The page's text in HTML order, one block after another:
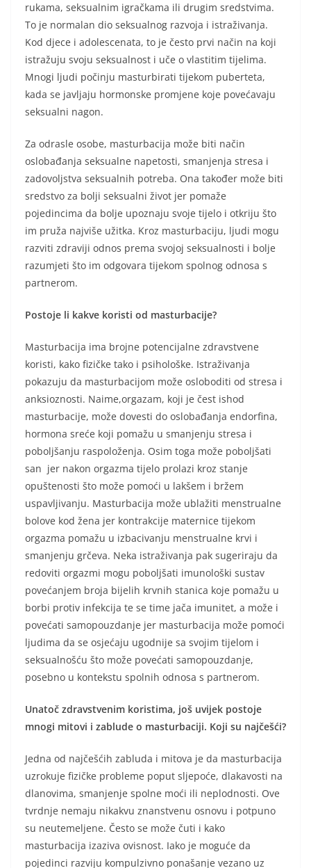
rukama, seksualnim igračkama ili drugim sredstvima.
To je normalan dio seksualnog razvoja i istraživanja.
Kod djece i adolescenata, to je često prvi način na koji
istražuju svoju seksualnost i uče o vlastitim tijelima.
Mnogi ljudi počinju masturbirati tijekom puberteta,
kada se javljaju hormonske promjene koje povećavaju
seksualni nagon.
Za odrasle osobe, masturbacija može biti način
oslobađanja seksualne napetosti, smanjenja stresa i
zadovoljstva seksualnih potreba. Ona također može biti
sredstvo za bolji seksualni život jer pomaže
pojedincima da bolje upoznaju svoje tijelo i otkriju što
im pruža najviše užitka. Kroz masturbaciju, ljudi mogu
razviti zdraviji odnos prema svojoj seksualnosti i bolje
razumjeti što im odgovara tijekom spolnog odnosa s
partnerom.
Postoje li kakve koristi od masturbacije?
Masturbacija ima brojne potencijalne zdravstvene
koristi, kako fizičke tako i psihološke. Istraživanja
pokazuju da masturbacijom može osloboditi od stresa i
anksioznosti. Naime,orgazam, koji je čest ishod
masturbacije, može dovesti do oslobađanja endorfina,
hormona sreće koji pomažu u smanjenju stresa i
poboljšanju raspoloženja. Osim toga može poboljšati
san jer nakon orgazma tijelo prolazi kroz stanje
opuštenosti što može pomoći u lakšem i bržem
uspavljivanju. Masturbacija može ublažiti menstrualne
bolove kod žena jer kontrakcije maternice tijekom
orgazma pomažu u izbacivanju menstrualne krvi i
smanjenju grčeva. Neka istraživanja pak sugeriraju da
redoviti orgazmi mogu poboljšati imunološki sustav
povećanjem broja bijelih krvnih stanica koje pomažu u
borbi protiv infekcija te se time jača imunitet, a može i
povećati samopouzdanje jer masturbacija može pomoći
ljudima da se osjećaju ugodnije sa svojim tijelom i
seksualnošću što može povećati samopouzdanje,
posebno u kontekstu spolnih odnosa s partnerom.
Unatoč zdravstvenim koristima, još uvijek postoje
mnogi mitovi i zablude o masturbaciji. Koji su najčešći?
Jedna od najčešćih zabluda i mitova je da masturbacija
uzrokuje fizičke probleme poput sljepoće, dlakavosti na
dlanovima, smanjenje spolne moći ili neplodnosti. Ove
tvrdnje nemaju nikakvu znanstvenu osnovu i potpuno
su neutemeljene. Često se može čuti i kako
masturbacija izaziva ovisnost. Iako je moguće da
pojedinci razviju kompulzivno ponašanje vezano uz